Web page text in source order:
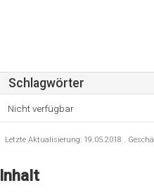
Schlagwörter
Nicht verfügbar
Letzte Aktualisierung: 19.05.2018 .
Inhalt